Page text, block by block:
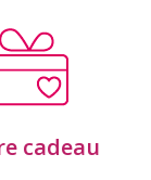
cadeau